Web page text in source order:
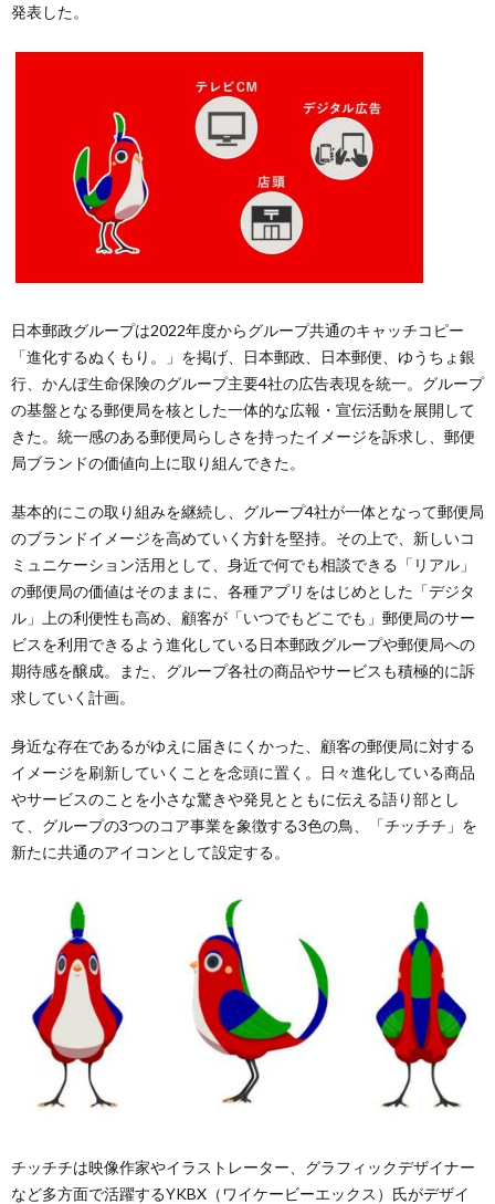
発表した。
日本郵政グループは2022年度からグループ共通のキャッチコピー
「進化するぬくもり。」を掲げ、日本郵政、日本郵便、ゆうちょ銀
行、かんぽ生命保険のグループ主要4社の広告表現を統一。グループ
の基盤となる郵便局を核とした一体的な広報・宣伝活動を展開して
きた。統一感のある郵便局らしさを持ったイメージを訴求し、郵便
局ブランドの価値向上に取り組んできた。
基本的にこの取り組みを継続し、グループ4社が一体となって郵便局
のブランドイメージを高めていく方針を堅持。その上で、新しいコ
ミュニケーション活用として、身近で何でも相談できる「リアル」
の郵便局の価値はそのままに、各種アプリをはじめとした「デジタ
ル」上の利便性も高め、顧客が「いつでもどこでも」郵便局のサー
ビスを利用できるよう進化している日本郵政グループや郵便局への
期待感を醸成。また、グループ各社の商品やサービスも積極的に訴
求していく計画。
身近な存在であるがゆえに届きにくかった、顧客の郵便局に対する
イメージを刷新していくことを念頭に置く。日々進化している商品
やサービスのことを小さな驚きや発見とともに伝える語り部とし
て、グループの3つのコア事業を象徴する3色の鳥、「チッチチ」を
新たに共通のアイコンとして設定する。
チッチチは映像作家やイラストレーター、グラフィックデザイナー
など多方面で活躍するYKBX（ワイケービーエックス）氏がデザイ